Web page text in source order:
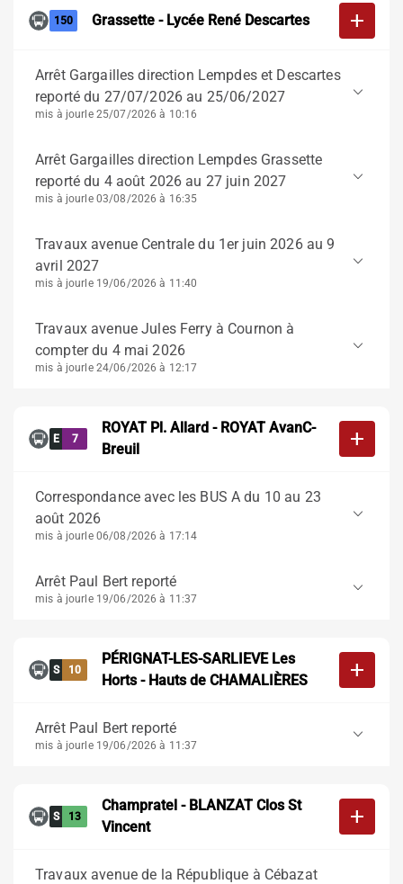
150 Grassette - Lycée René Descartes add
Arrêt Gargailles direction Lempdes et Descartes
reporté du 27/07/2026 au 25/06/2027
mis à jour le 25/07/2026 à 10:16
keyboard_arrow_down
Arrêt Gargailles direction Lempdes Grassette
reporté du 4 août 2026 au 27 juin 2027
mis à jour le 03/08/2026 à 16:35
keyboard_arrow_down
Travaux avenue Centrale du 1er juin 2026 au 9
avril 2027
mis à jour le 19/06/2026 à 11:40
keyboard_arrow_down
Travaux avenue Jules Ferry à Cournon à
compter du 4 mai 2026
mis à jour le 24/06/2026 à 12:17
keyboard_arrow_down
E 7
ROYAT Pl. Allard - ROYAT AvanC-
Breuil
add
Correspondance avec les BUS A du 10 au 23
août 2026
mis à jour le 06/08/2026 à 17:14
keyboard_arrow_down
Arrêt Paul Bert reporté
mis à jour le 19/06/2026 à 11:37 keyboard_arrow_down
S 10
PÉRIGNAT-LES-SARLIEVE Les
Horts - Hauts de CHAMALIÈRES
add
Arrêt Paul Bert reporté
mis à jour le 19/06/2026 à 11:37 keyboard_arrow_down
S 13
Champratel - BLANZAT Clos St
Vincent
add
Travaux avenue de la République à Cébazat